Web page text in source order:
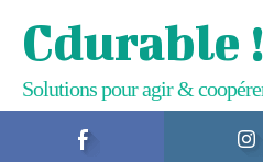
Cdurable !
Solutions pour agir &